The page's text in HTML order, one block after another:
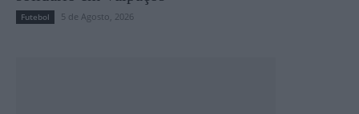
Futebol 5 de Agosto, 2026